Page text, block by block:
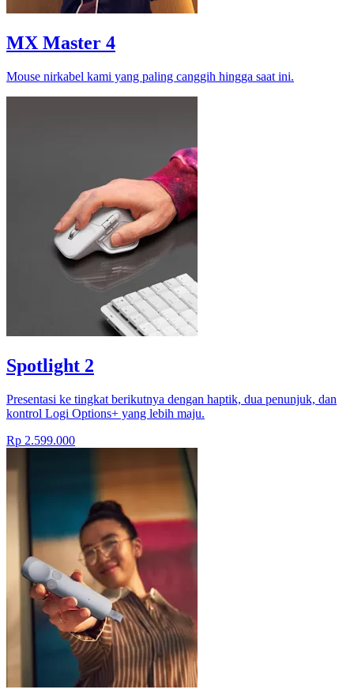
MX Master 4
Mouse nirkabel kami yang paling canggih hingga saat ini.
Spotlight 2
Presentasi ke tingkat berikutnya dengan haptik, dua penunjuk, dan
kontrol Logi Options+ yang lebih maju.
Rp 2.599.000